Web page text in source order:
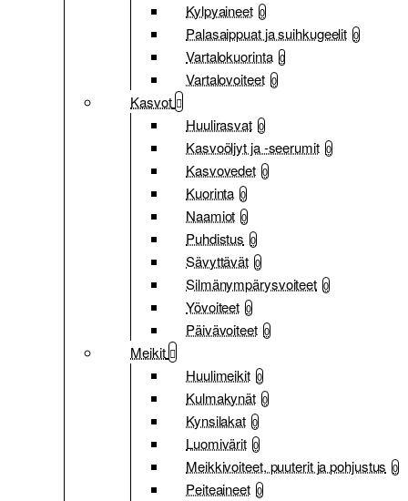
Kylpyaineet 0
Palasaippuat ja suihkugeelit 0
Vartalokuorinta 0
Vartalovoiteet 0
Kasvot
Huulirasvat 0
Kasvoöljyt ja -seerumit 0
Kasvovedet 0
Kuorinta 0
Naamiot 0
Puhdistus 0
Sävyttävät 0
Silmänympärysvoiteet 0
Yövoiteet 0
Päivävoiteet 0
Meikit
Huulimeikit 0
Kulmakynät 0
Kynsilakat 0
Luomivärit 0
Meikkivoiteet, puuterit ja pohjustus 0
Peiteaineet 0